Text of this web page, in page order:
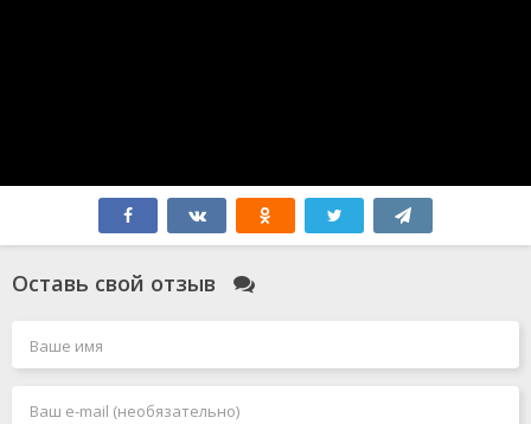
Оставь свой отзыв